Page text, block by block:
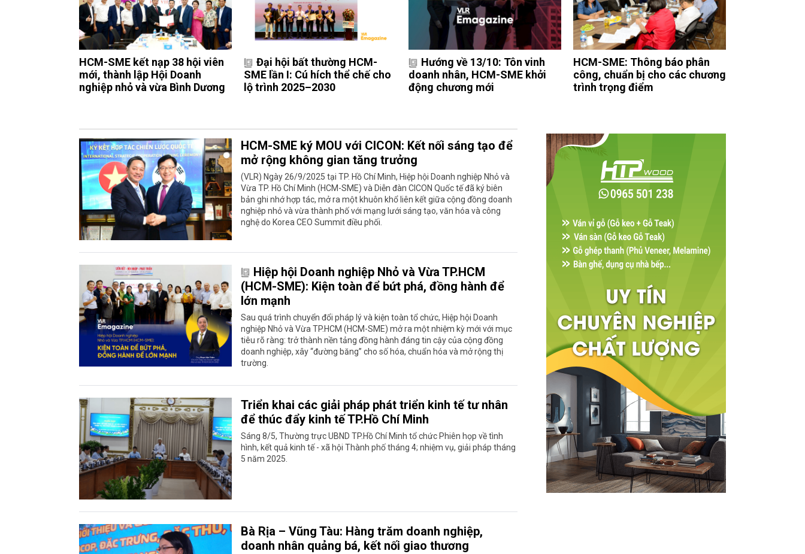
HCM-SME kết nạp 38 hội viên
mới, thành lập Hội Doanh
nghiệp nhỏ và vừa Bình Dương
Đại hội bất thường HCM-
SME lần I: Cú hích thể chế cho
lộ trình 2025–2030
Hướng về 13/10: Tôn vinh
doanh nhân, HCM-SME khởi
động chương mới
HCM-SME: Thông báo phân
công, chuẩn bị cho các chương
trình trọng điểm
HCM-SME ký MOU với CICON: Kết nối sáng tạo để
mở rộng không gian tăng trưởng
(VLR) Ngày 26/9/2025 tại TP. Hồ Chí Minh, Hiệp hội Doanh nghiệp Nhỏ và
Vừa TP. Hồ Chí Minh (HCM-SME) và Diễn đàn CICON Quốc tế đã ký biên
bản ghi nhớ hợp tác, mở ra một khuôn khổ liên kết giữa cộng đồng doanh
nghiệp nhỏ và vừa thành phố với mạng lưới sáng tạo, văn hóa và công
nghệ do Korea CEO Summit điều phối.
Hiệp hội Doanh nghiệp Nhỏ và Vừa TP.HCM
(HCM-SME): Kiện toàn để bứt phá, đồng hành để
lớn mạnh
Sau quá trình chuyển đổi pháp lý và kiện toàn tổ chức, Hiệp hội Doanh
nghiệp Nhỏ và Vừa TP.HCM (HCM-SME) mở ra một nhiệm kỳ mới với mục
tiêu rõ ràng: trở thành nền tảng đồng hành đáng tin cậy của cộng đồng
doanh nghiệp, xây “đường băng” cho số hóa, chuẩn hóa và mở rộng thị
trường.
Triển khai các giải pháp phát triển kinh tế tư nhân
để thúc đẩy kinh tế TP.Hồ Chí Minh
Sáng 8/5, Thường trực UBND TP.Hồ Chí Minh tổ chức Phiên họp về tình
hình, kết quả kinh tế - xã hội Thành phố tháng 4; nhiệm vụ, giải pháp tháng
5 năm 2025.
Bà Rịa – Vũng Tàu: Hàng trăm doanh nghiệp,
doanh nhân quảng bá, kết nối giao thương